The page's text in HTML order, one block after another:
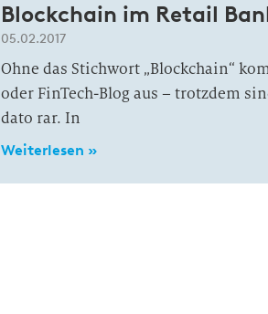
Blockchain im Retail
05.02.2017
Ohne das Stichwort „Blockchain“
oder FinTech-Blog aus – trotzdem
dato rar. In
Weiterlesen »